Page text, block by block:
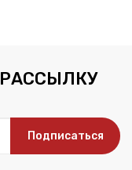
РАССЫЛКУ
Подписаться